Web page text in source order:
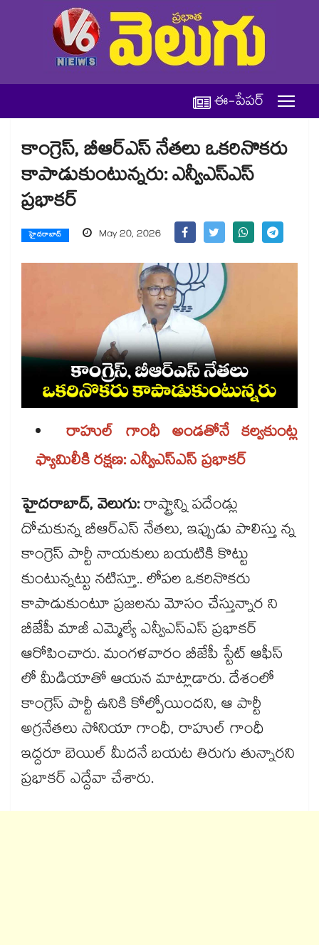
ఈ-పేపర్
కాంగ్రెస్, బీఆర్ఎస్ నేతలు ఒకరినొకరు
కాపాడుకుంటున్నరు: ఎన్వీఎస్ఎస్
ప్రభాకర్
హైదరాబాద్ May 20, 2026
రాహుల్ గాంధీ అండతోనే కల్వకుంట్ల
ఫ్యామిలీకి రక్షణ: ఎన్వీఎస్ఎస్ ప్రభాకర్
హైదరాబాద్, వెలుగు:రాష్ట్రాన్ని పదేండ్లు
దోచుకున్న బీఆర్ఎస్ నేతలు, ఇప్పుడు పాలిస్తు న్న
కాంగ్రెస్ పార్టీ నాయకులు బయటికి కొట్టు
కుంటున్నట్టు నటిస్తూ.. లోపల ఒకరినొకరు
కాపాడుకుంటూ ప్రజలను మోసం చేస్తున్నార ని
బీజేపీ మాజీ ఎమ్మెల్యే ఎన్వీఎస్ఎస్ ప్రభాకర్
ఆరోపించారు. మంగళవారం బీజేపీ స్టేట్​ ఆఫీస్​
లో మీడియాతో ఆయన మాట్లాడారు. దేశంలో
కాంగ్రెస్ పార్టీ ఉనికి కోల్పోయిందని, ఆ పార్టీ
అగ్రనేతలు సోనియా గాంధీ, రాహుల్ గాంధీ
ఇద్దరూ బెయిల్ మీదనే బయట తిరుగు తున్నారని
ప్రభాకర్ ఎద్దేవా చేశారు.